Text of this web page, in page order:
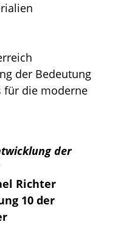
der Bedeutung
für die moderne
der
Richter
10 der